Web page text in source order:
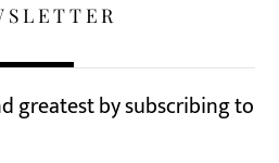
greatest by subscribing to